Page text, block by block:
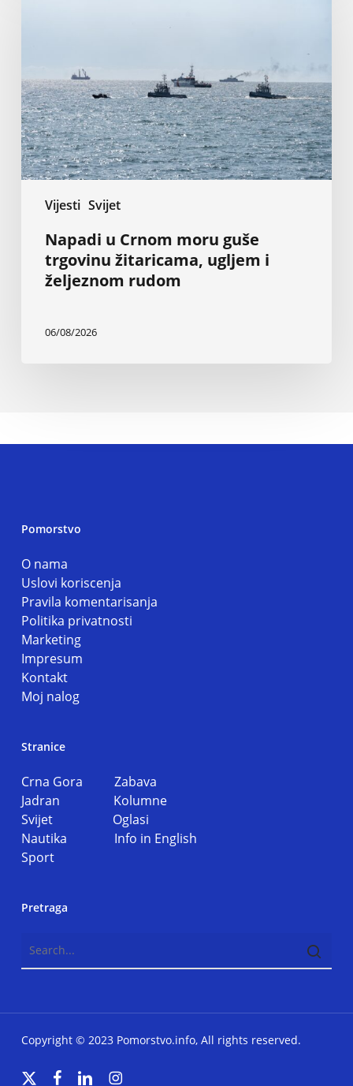
Vijesti Svijet
žitaricama,
ugljem
i
željeznom
rudom
Napadi u Crnom moru guše
trgovinu žitaricama, ugljem i
željeznom rudom
06/08/2026
Pomorstvo
O nama
Uslovi koriscenja
Pravila komentarisanja
Politika privatnosti
Marketing
Impresum
Kontakt
Moj nalog
Stranice
Crna Gora Zabava
Jadran Kolumne
Svijet Oglasi
Nautika Info in English
Sport
Pretraga
Copyright © 2023 Pomorstvo.info, All rights reserved.
x- facebooklinkedininstagram